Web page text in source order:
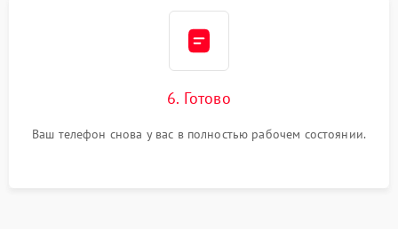
6. Готово
Ваш телефон снова у вас в полностью рабочем состоянии.